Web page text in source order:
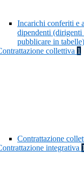
Incarichi conferiti e
dipendenti
pubblicare in tabelle)
collettiva 1
Contrattazione
integrativa